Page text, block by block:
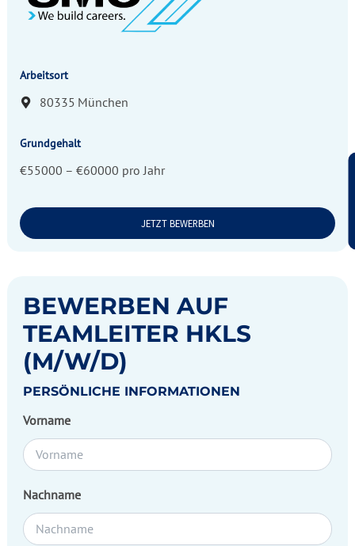
Arbeitsort
80335 München
Grundgehalt
€55000 – €60000 pro Jahr
JETZT BEWERBEN
BEWERBEN AUF
TEAMLEITER HKLS
(M/W/D)
PERSÖNLICHE INFORMATIONEN
Vorname
Nachname